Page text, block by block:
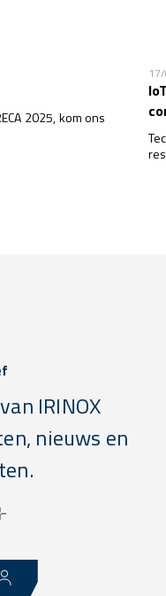
2025, kom ons
IRINOX
nieuws en